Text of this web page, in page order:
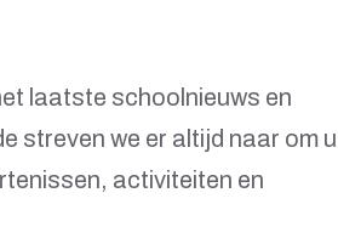
laatste schoolnieuws en
streven we er altijd naar om u
activiteiten en